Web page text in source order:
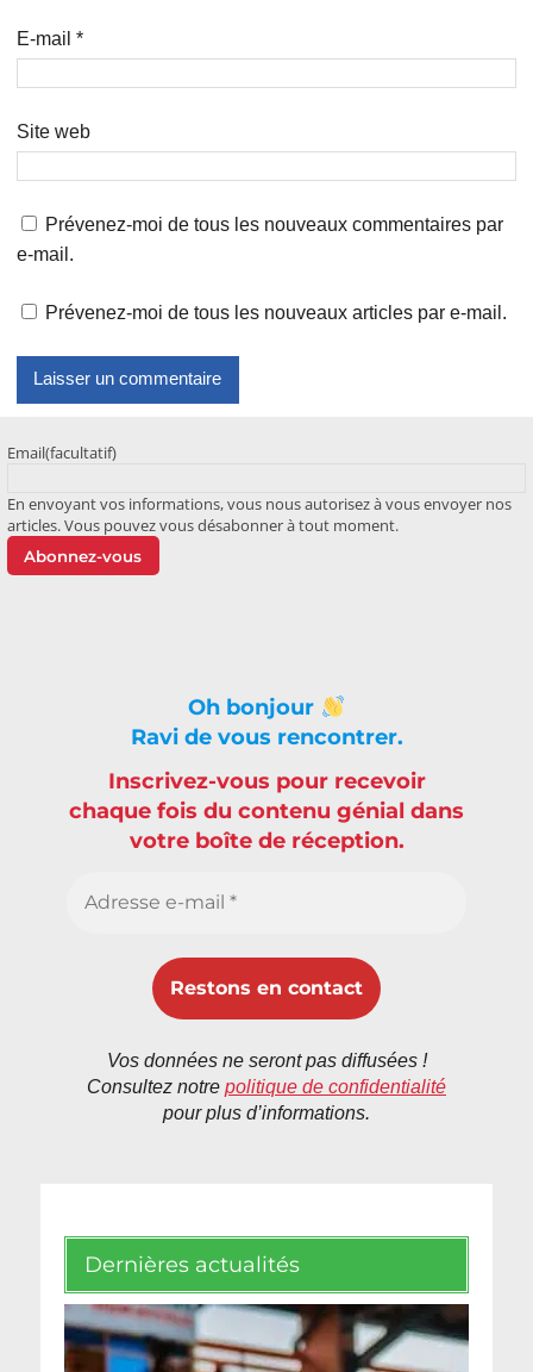
E-mail *
Site web
Prévenez-moi de tous les nouveaux commentaires par
e-mail.
Prévenez-moi de tous les nouveaux articles par e-mail.
Email(facultatif)
En envoyant vos informations, vous nous autorisez à vous envoyer nos
articles. Vous pouvez vous désabonner à tout moment.
Abonnez-vous
Oh bonjour
Ravi de vous rencontrer.
Inscrivez-vous pour recevoir
chaque fois du contenu génial dans
votre boîte de réception.
Vos données ne seront pas diffusées !
Consultez notre politique de confidentialité
pour plus d’informations.
Dernières actualités